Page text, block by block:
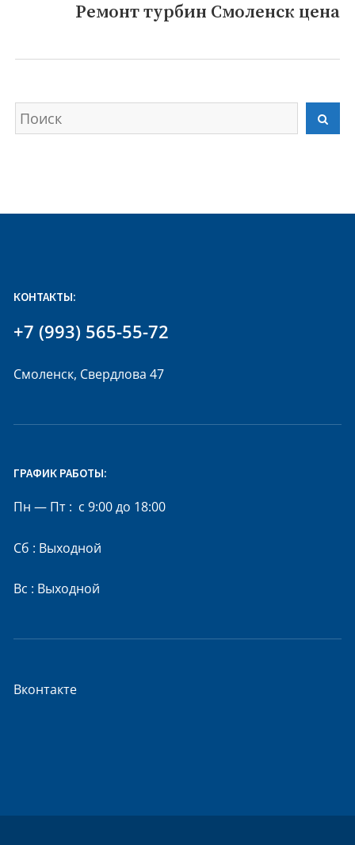
СледующаяРемонт турбин Смоленск цена
Искать
КОНТАКТЫ:
+7 (993) 565-55-72
Смоленск, Свердлова 47
ГРАФИК РАБОТЫ:
Пн — Пт : с 9:00 до 18:00
Сб : Выходной
Вс : Выходной
Вконтакте